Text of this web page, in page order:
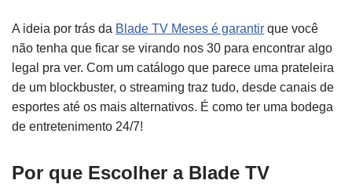
A ideia por trás da Blade TV Meses é garantir que você
não tenha que ficar se virando nos 30 para encontrar algo
legal pra ver. Com um catálogo que parece uma prateleira
de um blockbuster, o streaming traz tudo, desde canais de
esportes até os mais alternativos. É como ter uma bodega
de entretenimento 24/7!
Por que Escolher a Blade TV